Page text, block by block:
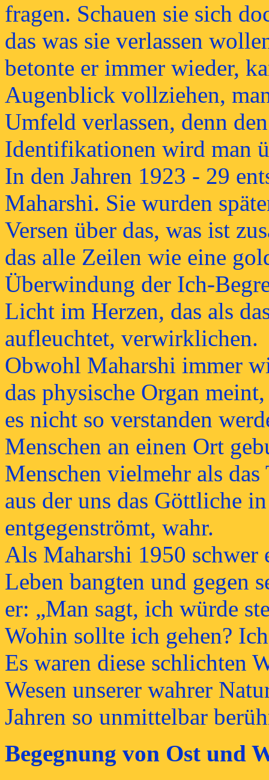
fragen. Schauen sie sich
das was sie verlassen
betonte er immer wieder,
Augenblick vollziehen,
Umfeld verlassen, denn
Identifikationen wird man
In den Jahren 1923 - 29
Maharshi. Sie wurden
Versen über das, was ist
das alle Zeilen wie eine
Überwindung der Ich-
Licht im Herzen, das als
aufleuchtet, verwirklichen.
Obwohl Maharshi immer
das physische Organ
es nicht so verstanden
Menschen an einen Ort
Menschen vielmehr als
aus der uns das Göttliche
entgegenströmt, wahr.
Als Maharshi 1950 schwer
Leben bangten und gegen
er: „Man sagt, ich würde
Wohin sollte ich gehen?
Es waren diese schlichten
Wesen unserer wahrer
Jahren so unmittelbar
Begegnung von Ost und